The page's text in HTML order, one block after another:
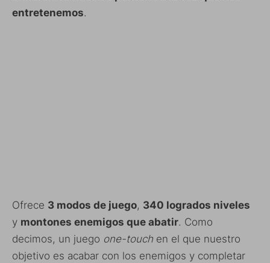
entretenemos.
Ofrece 3 modos de juego, 340 logrados niveles
y montones enemigos que abatir. Como
decimos, un juego one-touch en el que nuestro
objetivo es acabar con los enemigos y completar